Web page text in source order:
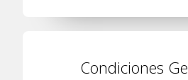
Condiciones